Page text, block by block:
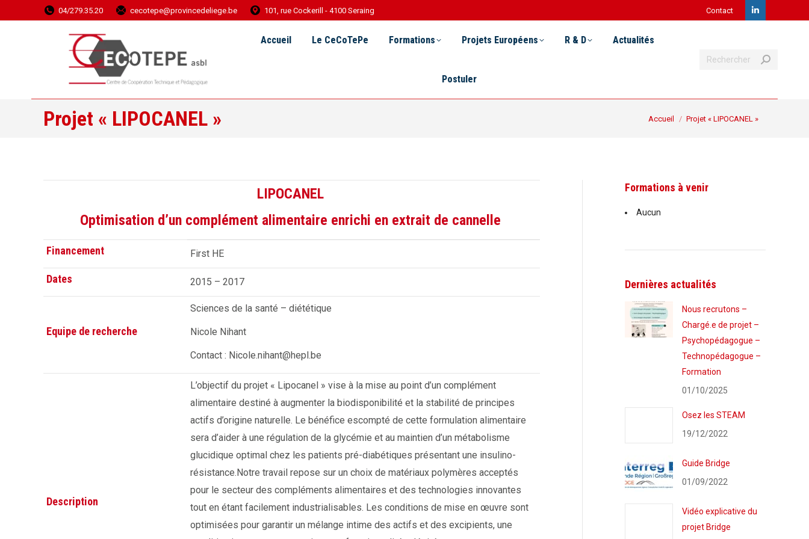
04/279.35.20 cecotepe@provincedeliege.be 101, rue Cockerill - 4100 Seraing Contact
LinkedIn
opens
new
window
Accueil Le CeCoTePe Formations Projets Européens R & D Actualités
Postuler
Recherche
Projet « LIPOCANEL » Vous êtes ici :
Accueil Projet « LIPOCANEL »
LIPOCANEL
Optimisation d’un complément alimentaire enrichi en extrait de cannelle
Financement First HE
Dates 2015 – 2017
Equipe de recherche
Sciences de la santé – diététique
Nicole Nihant
Contact : Nicole.nihant@hepl.be
Description
L’objectif du projet « Lipocanel » vise à la mise au point d’un complément
alimentaire destiné à augmenter la biodisponibilité et la stabilité de principes
actifs d’origine naturelle. Le bénéfice escompté de cette formulation alimentaire
sera d’aider à une régulation de la glycémie et au maintien d’un métabolisme
glucidique optimal chez les patients pré-diabétiques présentant une insulino-
résistance.Notre travail repose sur un choix de matériaux polymères acceptés
pour le secteur des compléments alimentaires et des technologies innovantes
tout en étant facilement industrialisables. Les conditions de mise en œuvre sont
optimisées pour garantir un mélange intime des actifs et des excipients, une
Formations à venir
Aucun
Dernières actualités
Nous recrutons –
Chargé.e de projet –
Psychopédagogue –
Technopédagogue –
Formation
01/10/2025
Osez les STEAM
19/12/2022
Guide Bridge
01/09/2022
Vidéo explicative du
projet Bridge
Le CeCoTePe Formations Projets Européens R & D Actualités Postuler